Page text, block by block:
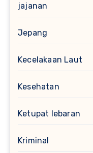
jajanan
Jepang
Kecelakaan Laut
Kesehatan
Ketupat lebaran
Kriminal